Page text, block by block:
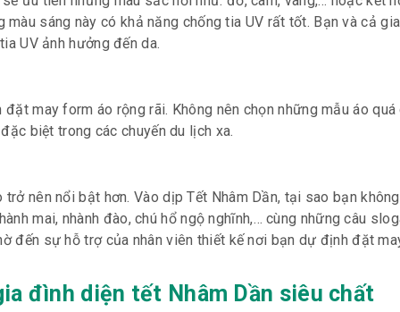
sáng này có khả năng chống tia UV rất tốt. Bạn và cả
UV ảnh hưởng đến da.
may form áo rộng rãi. Không nên chọn những mẫu áo quá
biệt trong các chuyến du lịch xa.
nên nổi bật hơn. Vào dịp Tết Nhâm Dần, tại sao bạn
mai, nhành đào, chú hổ ngộ nghĩnh,… cùng những câu
đến sự hỗ trợ của nhân viên thiết kế nơi bạn dự định đặt
đình diện tết Nhâm Dần siêu chất